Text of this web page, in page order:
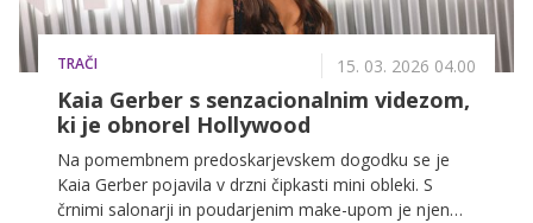
TRAČI 15. 03. 2026 04.00
Kaia Gerber s senzacionalnim videzom,
ki je obnorel Hollywood
Na pomembnem predoskarjevskem dogodku se je
Kaia Gerber pojavila v drzni čipkasti mini obleki. S
črnimi salonarji in poudarjenim make-upom je njen